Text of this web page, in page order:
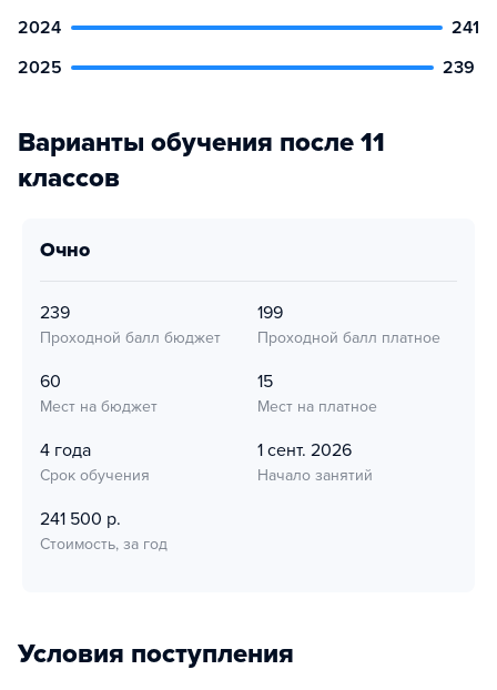
2024
241
2025
239
Варианты обучения после 11
классов
очно
239
Проходной балл бюджет
199
Проходной балл платное
60
Мест на бюджет
15
Мест на платное
4 года
Срок обучения
1 сент. 2026
Начало занятий
241 500 р.
Стоимость, за год
Условия поступления